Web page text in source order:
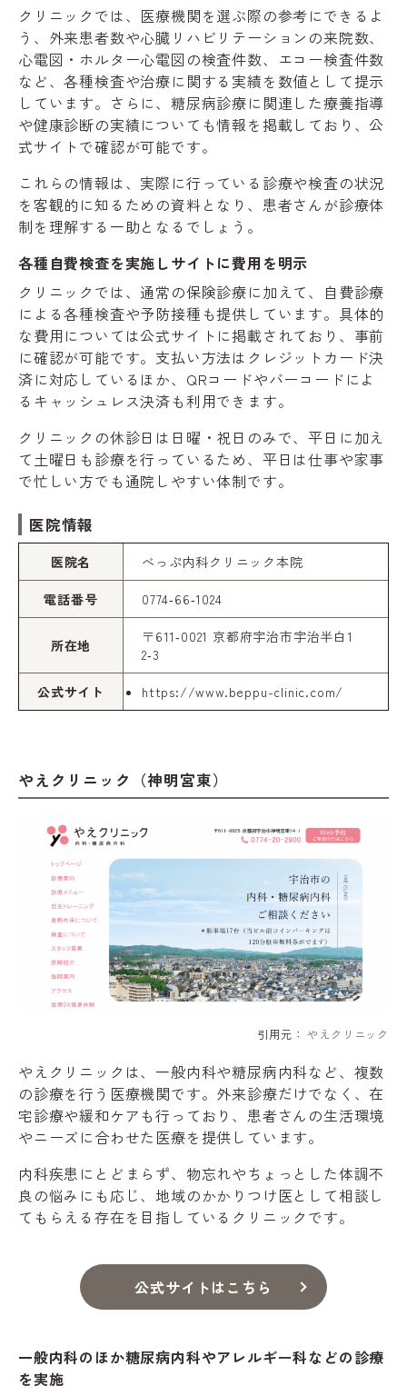
クリニックでは、医療機関を選ぶ際の参考にできるよ
う、外来患者数や心臓リハビリテーションの来院数、
心電図・ホルター心電図の検査件数、エコー検査件数
など、各種検査や治療に関する実績を数値として提示
しています。さらに、糖尿病診療に関連した療養指導
や健康診断の実績についても情報を掲載しており、公
式サイトで確認が可能です。
これらの情報は、実際に行っている診療や検査の状況
を客観的に知るための資料となり、患者さんが診療体
制を理解する一助となるでしょう。
各種自費検査を実施しサイトに費用を明示
クリニックでは、通常の保険診療に加えて、自費診療
による各種検査や予防接種も提供しています。具体的
な費用については公式サイトに掲載されており、事前
に確認が可能です。支払い方法はクレジットカード決
済に対応しているほか、QRコードやバーコードによ
るキャッシュレス決済も利用できます。
クリニックの休診日は日曜・祝日のみで、平日に加え
て土曜日も診療を行っているため、平日は仕事や家事
で忙しい方でも通院しやすい体制です。
医院情報
医院名 べっぷ内科クリニック本院
電話番号 0774‑66‑1024
所在地
〒611‑0021 京都府宇治市宇治半白1
2‑3
公式サイト https://www.beppu-clinic.com/
やえクリニック（神明宮東）
引用元：やえクリニック
やえクリニックは、一般内科や糖尿病内科など、複数
の診療を行う医療機関です。外来診療だけでなく、在
宅診療や緩和ケアも行っており、患者さんの生活環境
やニーズに合わせた医療を提供しています。
内科疾患にとどまらず、物忘れやちょっとした体調不
良の悩みにも応じ、地域のかかりつけ医として相談し
てもらえる存在を目指しているクリニックです。
公式サイトはこちら
一般内科のほか糖尿病内科やアレルギー科などの診療
を実施